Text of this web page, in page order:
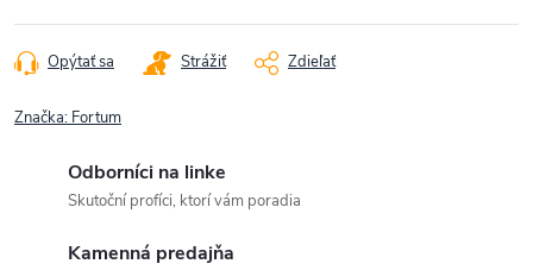
Opýtať sa Strážiť Zdieľať
Značka: Fortum
Odborníci na linke
Skutoční profíci, ktorí vám poradia
Kamenná predajňa